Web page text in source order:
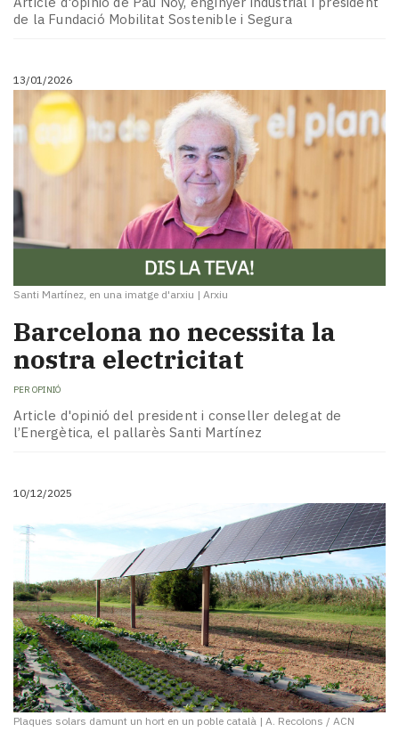
de la Fundació Mobilitat Sostenible i Segura
13/01/2026
Santi Martínez, en una imatge d'arxiu | Arxiu
Barcelona no necessita la
nostra electricitat
PER OPINIÓ
Article d'opinió del president i conseller delegat de
l’Energètica, el pallarès Santi Martínez
10/12/2025
Plaques solars damunt un hort en un poble català | A. Recolons / ACN